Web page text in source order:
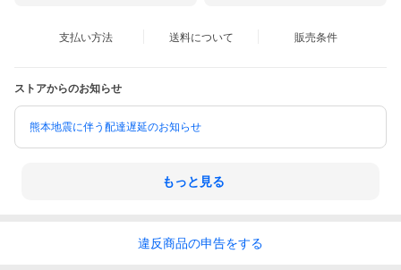
脚キャップは接地面に優
支払い方法 送料について 販売条件
ストアからのお知らせ
熊本地震に伴う配達遅延のお知らせ
もっと見る
違反商品の申告をする